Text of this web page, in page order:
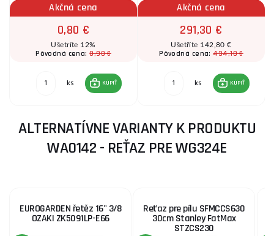
Akčná cena
0,80 €
Ušetríte 12%
Pôvodná cena:0,90 €
ks KÚPIŤ
Akčná cena
291,30 €
Ušetříte 142,80 €
Pôvodná cena:434,10 €
ks KÚPIŤ
ALTERNATÍVNE VARIANTY K PRODUKTU
WA0142 - REŤAZ PRE WG324E
EUROGARDEN řetěz 16" 3/8
OZAKI ZK5091LP-E66
Reťaz pre pílu SFMCCS630
30cm Stanley FatMax
STZCS230